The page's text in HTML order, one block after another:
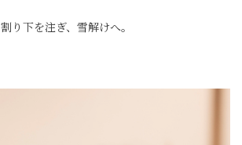
割り下を注ぎ、雪解けへ。